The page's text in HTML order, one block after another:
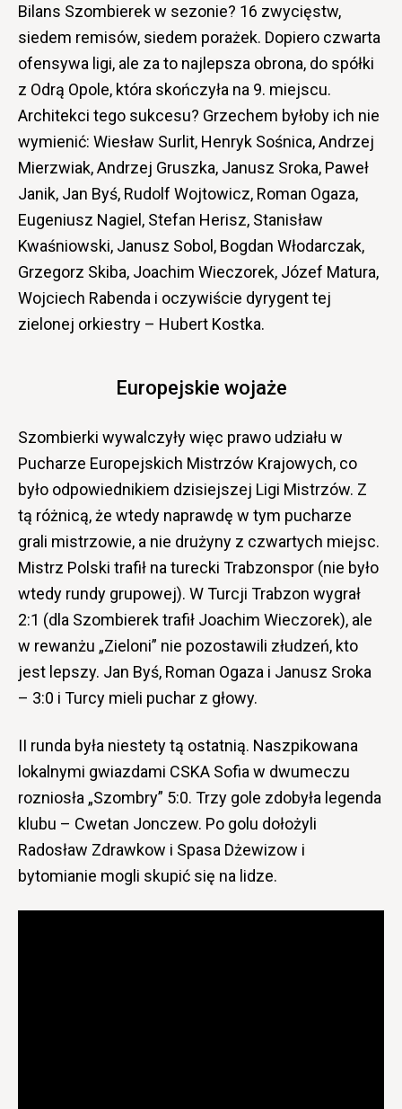
Bilans Szombierek w sezonie? 16 zwycięstw,
siedem remisów, siedem porażek. Dopiero czwarta
ofensywa ligi, ale za to najlepsza obrona, do spółki
z Odrą Opole, która skończyła na 9. miejscu.
Architekci tego sukcesu? Grzechem byłoby ich nie
wymienić: Wiesław Surlit, Henryk Sośnica, Andrzej
Mierzwiak, Andrzej Gruszka, Janusz Sroka, Paweł
Janik, Jan Byś, Rudolf Wojtowicz, Roman Ogaza,
Eugeniusz Nagiel, Stefan Herisz, Stanisław
Kwaśniowski, Janusz Sobol, Bogdan Włodarczak,
Grzegorz Skiba, Joachim Wieczorek, Józef Matura,
Wojciech Rabenda i oczywiście dyrygent tej
zielonej orkiestry – Hubert Kostka.
Europejskie wojaże
Szombierki wywalczyły więc prawo udziału w
Pucharze Europejskich Mistrzów Krajowych, co
było odpowiednikiem dzisiejszej Ligi Mistrzów. Z
tą różnicą, że wtedy naprawdę w tym pucharze
grali mistrzowie, a nie drużyny z czwartych miejsc.
Mistrz Polski trafił na turecki Trabzonspor (nie było
wtedy rundy grupowej). W Turcji Trabzon wygrał
2:1 (dla Szombierek trafił Joachim Wieczorek), ale
w rewanżu „Zieloni” nie pozostawili złudzeń, kto
jest lepszy. Jan Byś, Roman Ogaza i Janusz Sroka
– 3:0 i Turcy mieli puchar z głowy.
II runda była niestety tą ostatnią. Naszpikowana
lokalnymi gwiazdami CSKA Sofia w dwumeczu
rozniosła „Szombry” 5:0. Trzy gole zdobyła legenda
klubu – Cwetan Jonczew. Po golu dołożyli
Radosław Zdrawkow i Spasa Dżewizow i
bytomianie mogli skupić się na lidze.